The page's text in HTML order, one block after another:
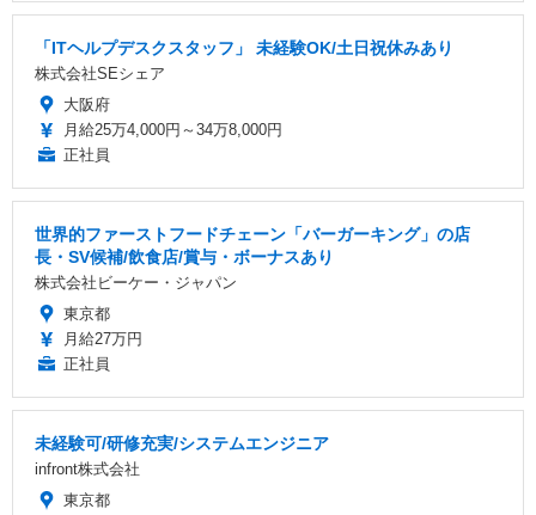
「ITヘルプデスクスタッフ」 未経験OK/土日祝休みあり
株式会社SEシェア
大阪府
月給25万4,000円～34万8,000円
正社員
世界的ファーストフードチェーン「バーガーキング」の店
長・SV候補/飲食店/賞与・ボーナスあり
株式会社ビーケー・ジャパン
東京都
月給27万円
正社員
未経験可/研修充実/システムエンジニア
infront株式会社
東京都